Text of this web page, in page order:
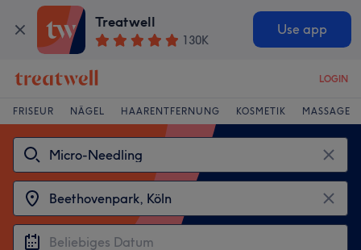
Treatwell
130K
Use app
LOGIN
FRISEUR NÄGEL HAARENTFERNUNG KOSMETIK MASSAGE